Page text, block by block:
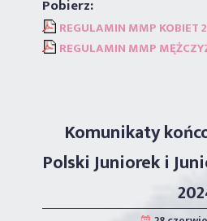
REGULAMIN MMP KOBIET
REGULAMIN MMP
Komunikaty
Polski Juniorek i